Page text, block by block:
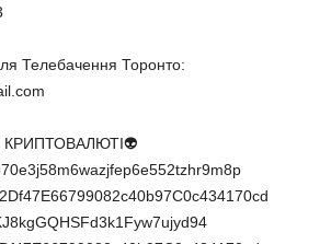
Телебачення Торонто: